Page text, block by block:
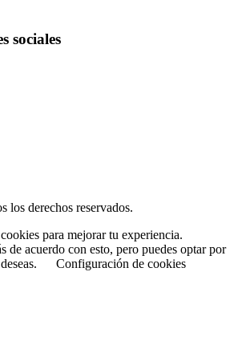
sociales
los derechos reservados.
para mejorar tu experiencia.
de acuerdo con esto, pero puedes optar por
Configuración de cookies